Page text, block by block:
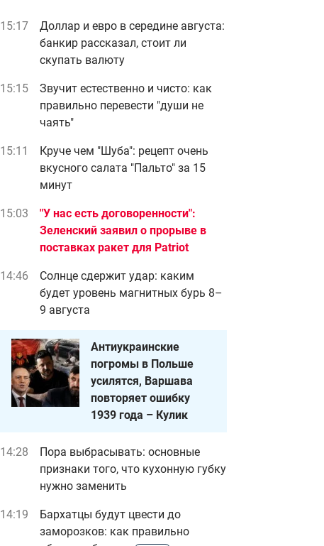
15:17
Доллар и евро в середине августа:
банкир рассказал, стоит ли
скупать валюту
15:15
Звучит естественно и чисто: как
правильно перевести "души не
чаять"
15:11
Круче чем "Шуба": рецепт очень
вкусного салата "Пальто" за 15
минут
15:03
"У нас есть договоренности":
Зеленский заявил о прорыве в
поставках ракет для Patriot
14:46
Солнце сдержит удар: каким
будет уровень магнитных бурь 8–
9 августа
Антиукраинские
погромы в Польше
усилятся, Варшава
повторяет ошибку
1939 года – Кулик
14:28
Пора выбрасывать: основные
признаки того, что кухонную губку
нужно заменить
14:19
Бархатцы будут цвести до
заморозков: как правильно